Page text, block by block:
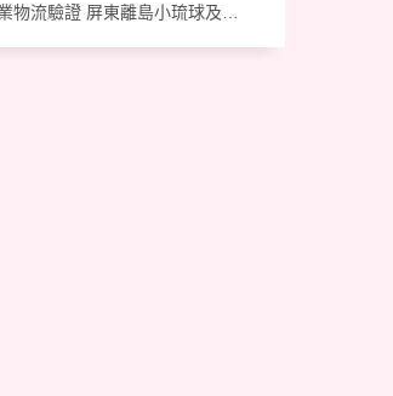
驗證 屏東離島小琉球及屏科大率先試驗